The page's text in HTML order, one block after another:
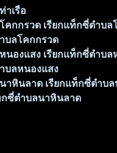
าเรือ
คกกรวด เรียกแท็กซี่ตำบล
บลโคกกรวด
นองแสง เรียกแท็กซี่ตำบล
บลหนองแสง
าหินลาด เรียกแท็กซี่ตำบ
กซี่ตำบลนาหินลาด